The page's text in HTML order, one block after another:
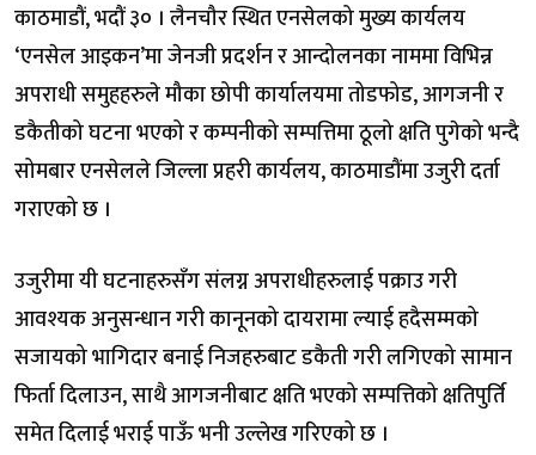
काठमाडौं, भदौं ३० । लैनचौर स्थित एनसेलको मुख्य कार्यलय
‘एनसेल आइकन’मा जेनजी प्रदर्शन र आन्दोलनका नाममा विभिन्न
अपराधी समुहहरुले मौका छोपी कार्यालयमा तोडफोड, आगजनी र
डकैतीको घटना भएको र कम्पनीको सम्पत्तिमा ठूलो क्षति पुगेको भन्दै
सोमबार एनसेलले जिल्ला प्रहरी कार्यलय, काठमाडौंमा उजुरी दर्ता
गराएको छ ।
उजुरीमा यी घटनाहरुसँग संलग्न अपराधीहरुलाई पक्राउ गरी
आवश्यक अनुसन्धान गरी कानूनको दायरामा ल्याई हदैसम्मको
सजायको भागिदार बनाई निजहरुबाट डकैती गरी लगिएको सामान
फिर्ता दिलाउन, साथै आगजनीबाट क्षति भएको सम्पत्तिको क्षतिपुर्ति
समेत दिलाई भराई पाऊँ भनी उल्लेख गरिएको छ ।